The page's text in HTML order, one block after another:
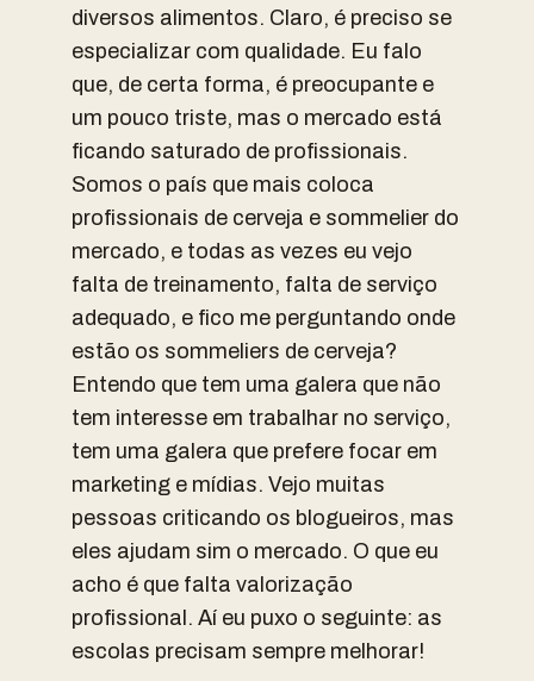
diversos alimentos. Claro, é preciso se
especializar com qualidade. Eu falo
que, de certa forma, é preocupante e
um pouco triste, mas o mercado está
ficando saturado de profissionais.
Somos o país que mais coloca
profissionais de cerveja e sommelier do
mercado, e todas as vezes eu vejo
falta de treinamento, falta de serviço
adequado, e fico me perguntando onde
estão os sommeliers de cerveja?
Entendo que tem uma galera que não
tem interesse em trabalhar no serviço,
tem uma galera que prefere focar em
marketing e mídias. Vejo muitas
pessoas criticando os blogueiros, mas
eles ajudam sim o mercado. O que eu
acho é que falta valorização
profissional. Aí eu puxo o seguinte: as
escolas precisam sempre melhorar!